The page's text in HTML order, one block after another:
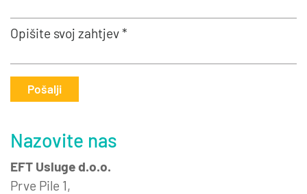
Opišite svoj zahtjev *
Pošalji
Nazovite nas
EFT Usluge d.o.o.
Prve Pile 1,